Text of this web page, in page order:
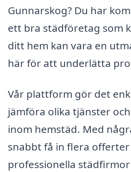
Gunnarskog? Du har
ett bra städföretag som
ditt hem kan vara en
här för att underlätta
Vår plattform gör det
jämföra olika tjänster
inom hemstäd. Med
snabbt få in flera
professionella